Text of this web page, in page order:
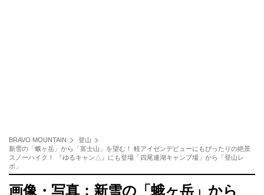
BRAVO MOUNTAIN
登山
新雪の「蛾ヶ岳」から「富士山」を望む！ 軽アイゼンデビューにもぴったりの絶景
スノーハイク！ 『ゆるキャン△』にも登場「四尾連湖キャンプ場」から「登山レ
ポ」
画像・写真：新雪の「蛾ヶ岳」から